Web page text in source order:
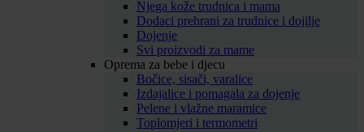
Njega kože trudnica i mama
Dodaci prehrani za trudnice i dojilje
Dojenje
Svi proizvodi za mame
Oprema za bebe i djecu
Bočice, sisači, varalice
Izdajalice i pomagala za dojenje
Pelene i vlažne maramice
Toplomjeri i termometri